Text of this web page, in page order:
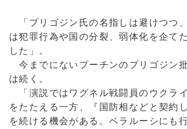
「プリゴジン氏の名指しは避けつつ
は犯罪行為や国の分裂、弱体化を企て
した」。
今までにないプーチンのプリゴジン
は続く。
「演説ではワグネル戦闘員のウクラ
をたたえる一方、『国防相などと契約
を続ける機会がある。ベラルーシにも